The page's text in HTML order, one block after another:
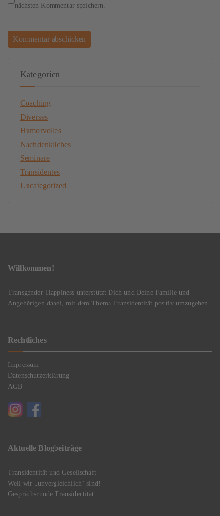
nächsten Kommentar speichern.
Kategorien
Coaching
Diverses
Humorvolles
Nachdenkliches
Seminare
Transidentes
Uncategorized
Willkommen!
Transgender-Happiness unterstützt Dich und Deine Familie und
Angehörigen dabei, mit dem Thema Transidentität positiv umzugehen.
Rechtliches
Impressum
Datenschutzerklärung
AGB
Aktuelle Blogbeiträge
Transidentität und Gesellschaft
Weil wir „unvergleichlich“ sind!
Gesprächsrunde Transidentität